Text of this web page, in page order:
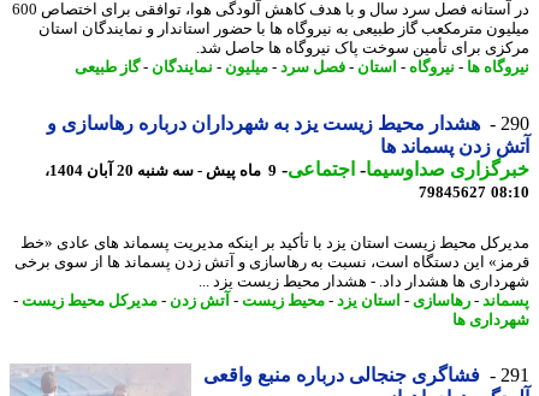
در آستانه فصل سرد سال و با هدف کاهش آلودگی هوا، توافقی برای اختصاص 600
مترمکعب گاز طبیعی به نیروگاه ها با حضور استاندار و نمایندگان استان
برای تأمین سوخت پاک نیروگاه ها حاصل شد.
ها- نیروگاه -استان-فصل سرد -میلیون-نمایندگان-گاز طبیعی
هشدار محیط زیست یزد به شهرداران درباره رهاسازی و
زدن پسماند ها
صداوسیما-اجتماعی-
9 ماه پیش - سه شنبه 20 آبان 1404،
79845627
محیط زیست استان یزد با تأکید بر اینکه مدیریت پسماند های عادی «خط
این دستگاه است، نسبت به رهاسازی و آتش زدن پسماند ها از سوی برخی
ها هشدار داد. - هشدار محیط زیست یزد ...
-رهاسازی- استان یزد-محیط زیست-آتش زدن -مدیرکل محیط زیست-
ها
فشاگری جنجالی درباره منبع واقعی